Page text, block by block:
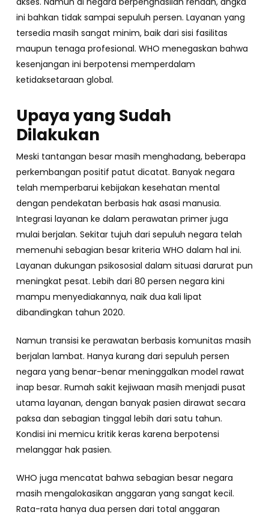
ini bahkan tidak sampai sepuluh persen. Layanan yang
tersedia masih sangat minim, baik dari sisi fasilitas
maupun tenaga profesional. WHO menegaskan bahwa
kesenjangan ini berpotensi memperdalam
ketidaksetaraan global.
Upaya yang Sudah
Dilakukan
Meski tantangan besar masih menghadang, beberapa
perkembangan positif patut dicatat. Banyak negara
telah memperbarui kebijakan kesehatan mental
dengan pendekatan berbasis hak asasi manusia.
Integrasi layanan ke dalam perawatan primer juga
mulai berjalan. Sekitar tujuh dari sepuluh negara telah
memenuhi sebagian besar kriteria WHO dalam hal ini.
Layanan dukungan psikososial dalam situasi darurat pun
meningkat pesat. Lebih dari 80 persen negara kini
mampu menyediakannya, naik dua kali lipat
dibandingkan tahun 2020.
Namun transisi ke perawatan berbasis komunitas masih
berjalan lambat. Hanya kurang dari sepuluh persen
negara yang benar-benar meninggalkan model rawat
inap besar. Rumah sakit kejiwaan masih menjadi pusat
utama layanan, dengan banyak pasien dirawat secara
paksa dan sebagian tinggal lebih dari satu tahun.
Kondisi ini memicu kritik keras karena berpotensi
melanggar hak pasien.
WHO juga mencatat bahwa sebagian besar negara
masih mengalokasikan anggaran yang sangat kecil.
Rata-rata hanya dua persen dari total anggaran